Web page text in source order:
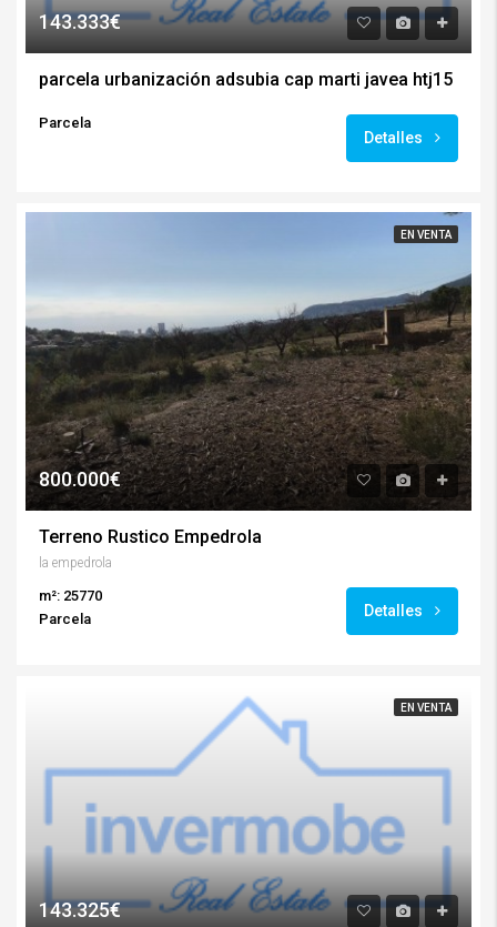
143.333€
parcela urbanización adsubia cap marti javea htj15
Parcela
Detalles
EN VENTA
800.000€
Terreno Rustico Empedrola
la empedrola
m²: 25770
Parcela
Detalles
EN VENTA
143.325€